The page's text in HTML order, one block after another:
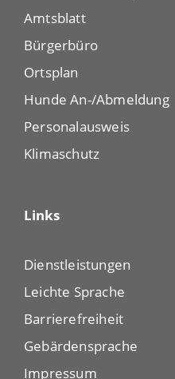
Amtsblatt
Bürgerbüro
Ortsplan
Hunde An-/Abmeldung
Personalausweis
Klimaschutz
Links
Dienstleistungen
Leichte Sprache
Barrierefreiheit
Gebärdensprache
Impressum